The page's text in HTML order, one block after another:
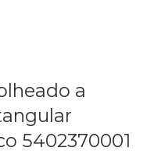
a
5402370001